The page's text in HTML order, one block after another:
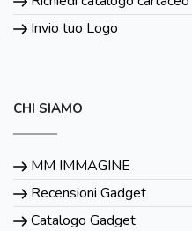
Invio tuo Logo
CHI SIAMO
MM IMMAGINE
Recensioni Gadget
Catalogo Gadget